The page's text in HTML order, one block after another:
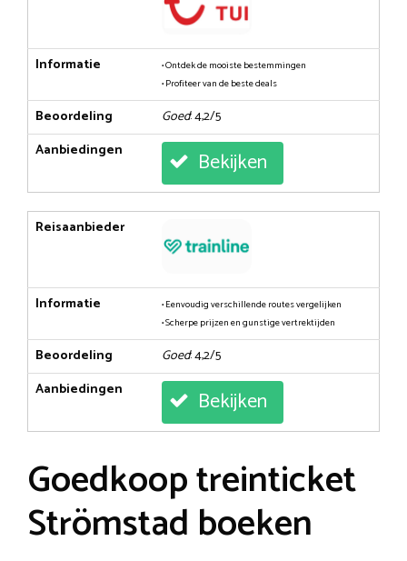
Informatie
• Ontdek de mooiste bestemmingen
• Profiteer van de beste deals
Beoordeling Goed: 4,2/5
Aanbiedingen
Bekijken
Reisaanbieder
Informatie
• Eenvoudig verschillende routes vergelijken
• Scherpe prijzen en gunstige vertrektijden
Beoordeling Goed: 4,2/5
Aanbiedingen
Bekijken
Goedkoop treinticket
Strömstad boeken